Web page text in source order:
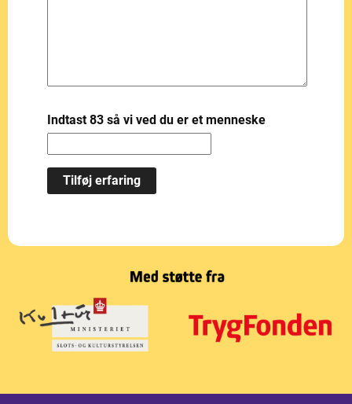
Indtast 83 så vi ved du er et menneske